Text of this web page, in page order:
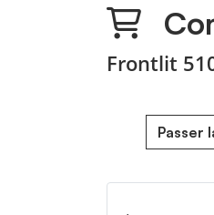
Frontlit
Passer